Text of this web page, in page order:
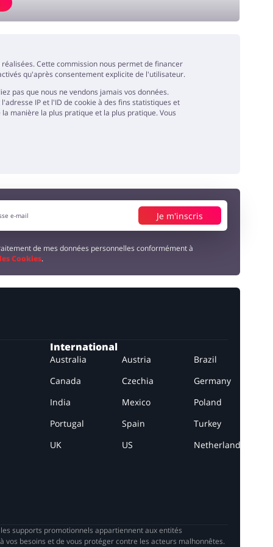
Cette commission nous permet de financer
qu'après consentement explicite de l'utilisateur.
pas que nous ne vendons jamais vos données.
IP et l'ID de cookie à des fins statistiques et
manière la plus pratique et la plus pratique. Vous
Je m'inscris
de mes données personnelles conformément à
Cookies.
International
Australia Austria
Brazil
Canada
Czechia
Germany
India
Mexico
Poland
Portugal
Spain
Turkey
UK
US Netherlands
supports promotionnels appartiennent aux entités
besoins et de vous protéger contre les acteurs malhonnêtes.